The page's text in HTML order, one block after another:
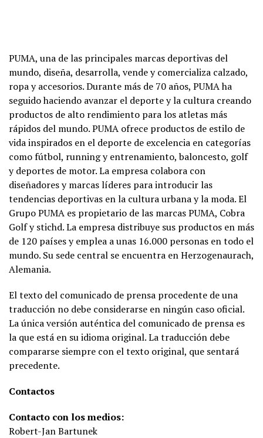
PUMA, una de las principales marcas deportivas del
mundo, diseña, desarrolla, vende y comercializa calzado,
ropa y accesorios. Durante más de 70 años, PUMA ha
seguido haciendo avanzar el deporte y la cultura creando
productos de alto rendimiento para los atletas más
rápidos del mundo. PUMA ofrece productos de estilo de
vida inspirados en el deporte de excelencia en categorías
como fútbol, running y entrenamiento, baloncesto, golf
y deportes de motor. La empresa colabora con
diseñadores y marcas líderes para introducir las
tendencias deportivas en la cultura urbana y la moda. El
Grupo PUMA es propietario de las marcas PUMA, Cobra
Golf y stichd. La empresa distribuye sus productos en más
de 120 países y emplea a unas 16.000 personas en todo el
mundo. Su sede central se encuentra en Herzogenaurach,
Alemania.
El texto del comunicado de prensa procedente de una
traducción no debe considerarse en ningún caso oficial.
La única versión auténtica del comunicado de prensa es
la que está en su idioma original. La traducción debe
compararse siempre con el texto original, que sentará
precedente.
Contactos
Contacto con los medios:
Robert-Jan Bartunek